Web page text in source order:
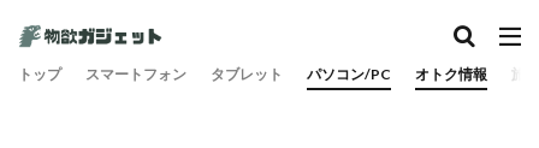
トップ スマートフォン タブレット パソコン/PC オトク情報 旅
カテゴリー